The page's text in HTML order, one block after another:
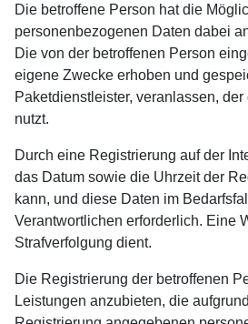
Die betroffene Person hat die
personenbezogenen Daten dabei
Die von der betroffenen Person
eigene Zwecke erhoben und
Paketdienstleister, veranlassen,
nutzt.
Durch eine Registrierung auf der
das Datum sowie die Uhrzeit der
kann, und diese Daten im
Verantwortlichen erforderlich. Eine
Strafverfolgung dient.
Die Registrierung der betroffenen
Leistungen anzubieten, die